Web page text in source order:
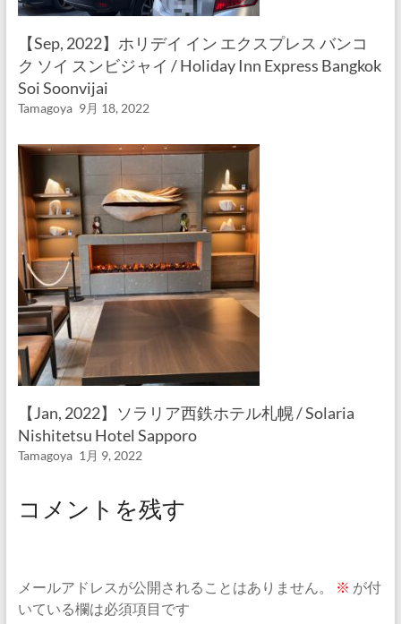
【Sep, 2022】ホリデイ イン エクスプレス バンコ
ク ソイ スンビジャイ / Holiday Inn Express Bangkok
Soi Soonvijai
Tamagoya 9月 18, 2022
【Jan, 2022】ソラリア西鉄ホテル札幌 / Solaria
Nishitetsu Hotel Sapporo
Tamagoya 1月 9, 2022
コメントを残す
メールアドレスが公開されることはありません。 ※ が付
いている欄は必須項目です